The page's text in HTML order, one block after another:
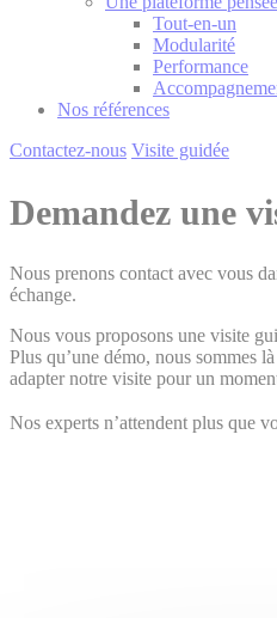
Tout-en-un
Modularité
Performance
Nos références
Contactez-nous Visite guidée
Demandez une
Nous prenons contact avec vous
échange.
Nous vous proposons une visite
Plus qu’une démo, nous sommes
adapter notre visite pour un
Nos experts n’attendent plus que